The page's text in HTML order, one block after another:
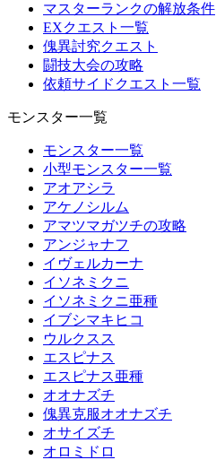
マスターランクの解放条件
EXクエスト一覧
傀異討究クエスト
闘技大会の攻略
依頼サイドクエスト一覧
モンスター一覧
モンスター一覧
小型モンスター一覧
アオアシラ
アケノシルム
アマツマガツチの攻略
アンジャナフ
イヴェルカーナ
イソネミクニ
イソネミクニ亜種
イブシマキヒコ
ウルクスス
エスピナス
エスピナス亜種
オオナズチ
傀異克服オオナズチ
オサイズチ
オロミドロ